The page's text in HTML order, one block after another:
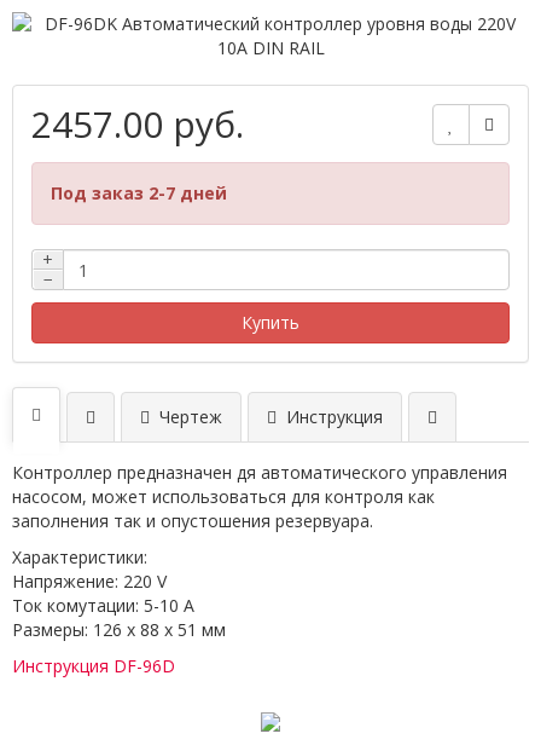
2457.00 руб.
Под заказ 2-7 дней
+
−
Купить
Чертеж Инструкция
Контроллер предназначен дя автоматического управления
насосом, может использоваться для контроля как
заполнения так и опустошения резервуара.
Характеристики:
Напряжение: 220 V
Ток комутации: 5-10 А
Размеры: 126 x 88 x 51 мм
Инструкция DF-96D